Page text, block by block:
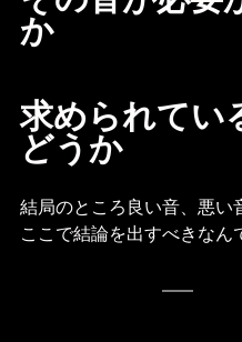
か
求められてい
どうか
結局のところ良い音、悪い
ここで結論を出すべきなん